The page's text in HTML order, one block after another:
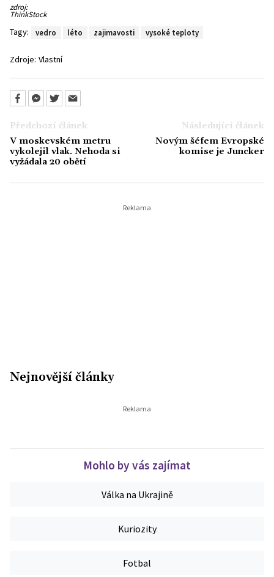
Ilustrační
snímek
zdroj:
ThinkStock
Tagy: vedro léto zajimavosti vysoké teploty
Zdroje: Vlastní
Předchozí článek
V moskevském metru
vykolejil vlak. Nehoda si
vyžádala 20 obětí
Následující článek
Novým šéfem Evropské
komise je Juncker
Nejnovější články
Mohlo by vás zajímat
Válka na Ukrajině
Kuriozity
Fotbal